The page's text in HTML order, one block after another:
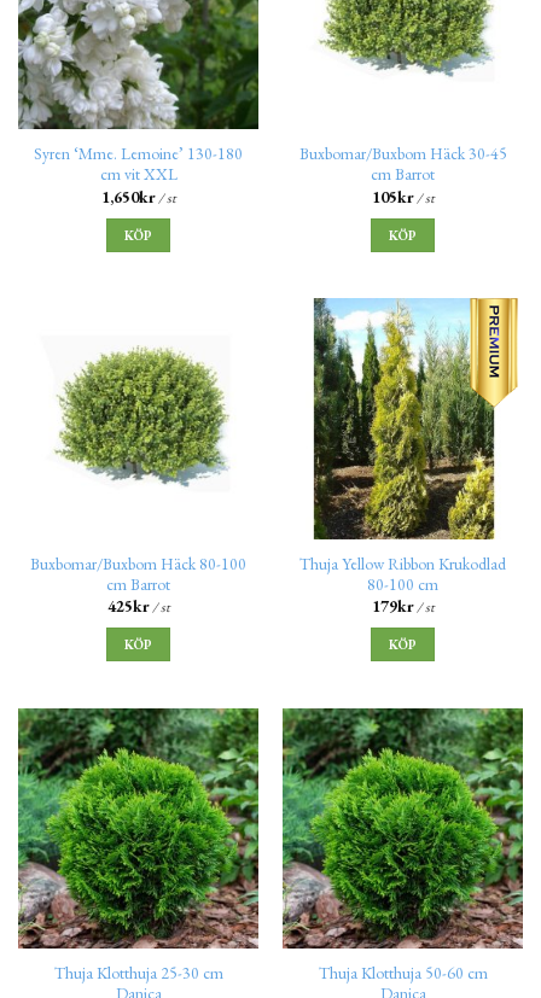
Syren ‘Mme. Lemoine’ 130-180
cm vit XXL
1,650kr/ st
KÖP
Buxbomar/Buxbom Häck 30-45
cm Barrot
105kr/ st
KÖP
Buxbomar/Buxbom Häck 80-100
cm Barrot
425kr/ st
KÖP
Thuja Yellow Ribbon Krukodlad
80-100 cm
179kr/ st
KÖP
Thuja Klotthuja 25-30 cm
Thuja Klotthuja 50-60 cm